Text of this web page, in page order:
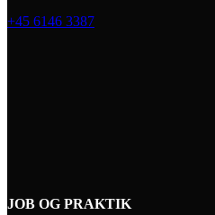
+45 6146 3387
JOB OG PRAKTIK